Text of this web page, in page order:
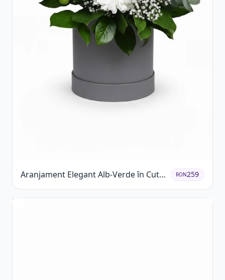
Aranjament Elegant Alb-Verde în Cutie
Gri
RON259